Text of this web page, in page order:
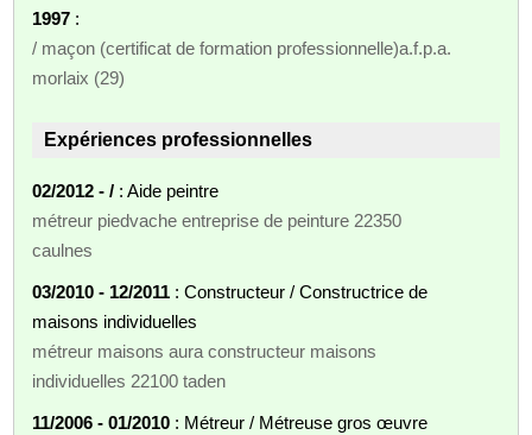
1997 :
/ maçon (certificat de formation professionnelle)a.f.p.a.
morlaix (29)
Expériences professionnelles
02/2012 - / : Aide peintre
métreur piedvache entreprise de peinture 22350
caulnes
03/2010 - 12/2011 : Constructeur / Constructrice de
maisons individuelles
métreur maisons aura constructeur maisons
individuelles 22100 taden
11/2006 - 01/2010 : Métreur / Métreuse gros œuvre